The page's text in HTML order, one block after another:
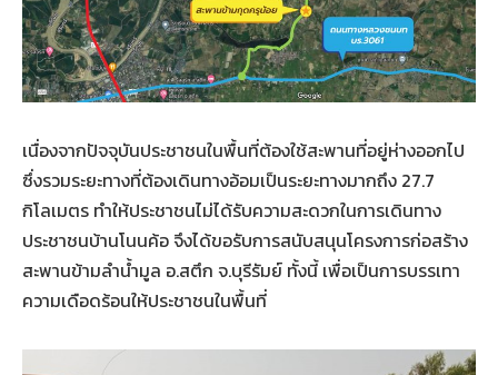
เนื่องจากปัจจุบันประชาชนในพื้นที่ต้องใช้สะพานที่อยู่ห่างออกไป
ซึ่งรวมระยะทางที่ต้องเดินทางอ้อมเป็นระยะทางมากถึง 27.7
กิโลเมตร ทำให้ประชาชนไม่ได้รับความสะดวกในการเดินทาง
ประชาชนบ้านโนนค้อ จึงได้ขอรับการสนับสนุนโครงการก่อสร้าง
สะพานข้ามลำน้ำมูล อ.สตึก จ.บุรีรัมย์ ทั้งนี้ เพื่อเป็นการบรรเทา
ความเดือดร้อนให้ประชาชนในพื้นที่